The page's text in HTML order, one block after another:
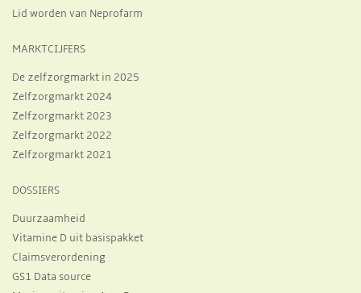
Lid worden van Neprofarm
MARKTCIJFERS
De zelfzorgmarkt in 2025
Zelfzorgmarkt 2024
Zelfzorgmarkt 2023
Zelfzorgmarkt 2022
Zelfzorgmarkt 2021
DOSSIERS
Duurzaamheid
Vitamine D uit basispakket
Claimsverordening
GS1 Data source